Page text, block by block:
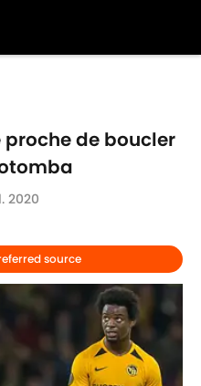
proche de boucler
2020
source